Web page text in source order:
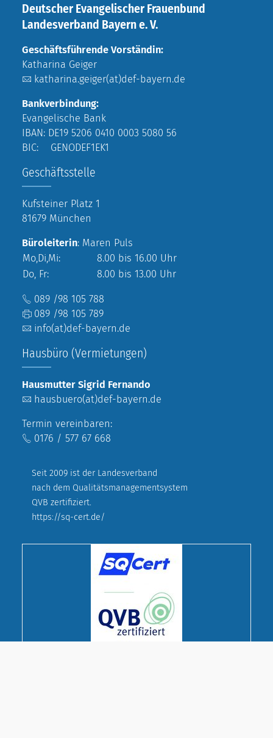
Deutscher Evangelischer Frauenbund
Landesverband Bayern e. V.
Geschäftsführende Vorständin:
Katharina Geiger
katharina.geiger(at)def-bayern.de
Bankverbindung:
Evangelische Bank
IBAN: DE19 5206 0410 0003 5080 56
BIC: GENODEF1EK1
Geschäftsstelle
Kufsteiner Platz 1
81679 München
Büroleiterin: Maren Puls
Mo,Di,Mi:
8.00 bis 16.00 Uhr
Do, Fr:
8.00 bis 13.00 Uhr
089 /98 105 788
089 /98 105 789
info(at)def-bayern.de
Hausbüro (Vermietungen)
Hausmutter Sigrid Fernando
hausbuero(at)def-bayern.de
Termin vereinbaren:
0176 / 577 67 668
Seit 2009 ist der Landesverband
nach dem Qualitätsmanagementsystem
QVB zertifiziert.
https://sq-cert.de/